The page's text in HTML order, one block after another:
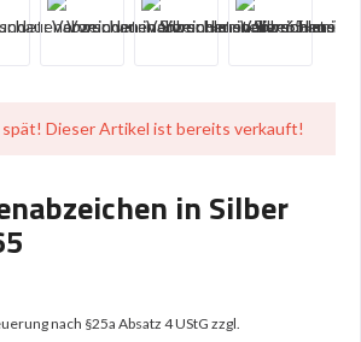
spät! Dieser Artikel ist bereits verkauft!
in Silber
nach §25a Absatz 4 UStG zzgl.